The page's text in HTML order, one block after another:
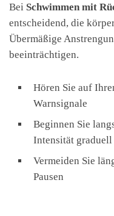
Bei Schwimmen mit
entscheidend, die
Übermäßige
beeinträchtigen.
Hören Sie auf
Warnsignale
Beginnen Sie
Intensität graduell
Vermeiden Sie
Pausen